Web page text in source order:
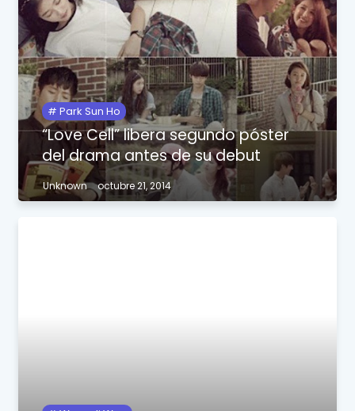
Park Sun Ho
“Love Cell” libera segundo póster
del drama antes de su debut
Unknown octubre 21, 2014